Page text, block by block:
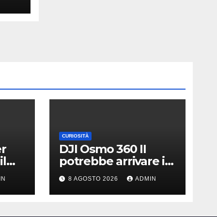
CURIOSITÀ
DJI Osmo 360 II
potrebbe arrivare il
13 agosto | Nuovo
teaser
8 AGOSTO 2026 ADMIN